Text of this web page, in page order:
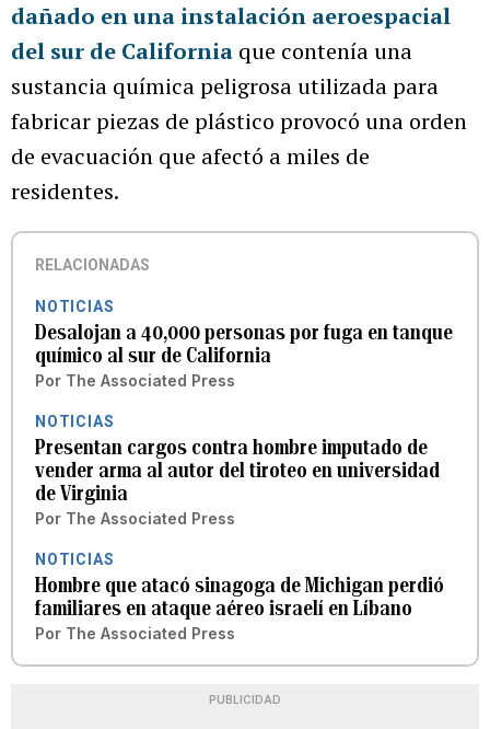
dañado en una instalación aeroespacial
del sur de California que contenía una
sustancia química peligrosa utilizada para
fabricar piezas de plástico provocó una orden
de evacuación que afectó a miles de
residentes.
RELACIONADAS
NOTICIAS
Desalojan a 40,000 personas por fuga en tanque
químico al sur de California
Por The Associated Press
NOTICIAS
Presentan cargos contra hombre imputado de
vender arma al autor del tiroteo en universidad
de Virginia
Por The Associated Press
NOTICIAS
Hombre que atacó sinagoga de Michigan perdió
familiares en ataque aéreo israelí en Líbano
Por The Associated Press
PUBLICIDAD